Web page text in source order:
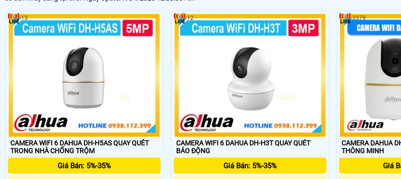
qua mạng internet do đó có độ trể là do mạng chứ không phải do thiết bị camera chống trộm Dahua . 💡
CAMERA WIFI 6 DAHUA DH-H5AS QUAY QUÉT
TRONG NHÀ CHỐNG TRỘM
Giá Bán: 5%-35%
13
CAMERA WIFI 6 DAHUA DH-H3T QUAY QUÉT
BÁO ĐỘNG
Giá Bán: 5%-35%
12
CAMERA DAHUA
THÔNG MINH
Giá
3379